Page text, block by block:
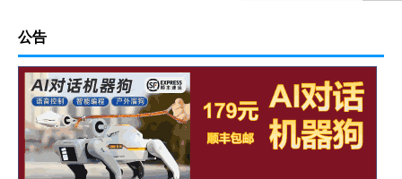
公告